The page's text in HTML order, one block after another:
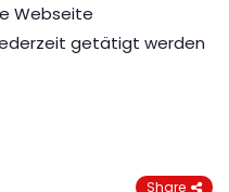
Webseite
getätigt werden
Share